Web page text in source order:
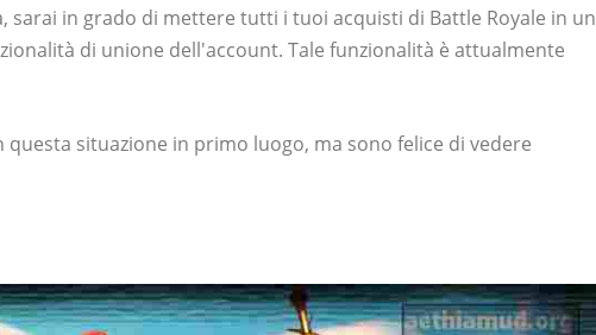
in grado di mettere tutti i tuoi acquisti di Battle Royale in un
di unione dell'account. Tale funzionalità è attualmente
situazione in primo luogo, ma sono felice di vedere